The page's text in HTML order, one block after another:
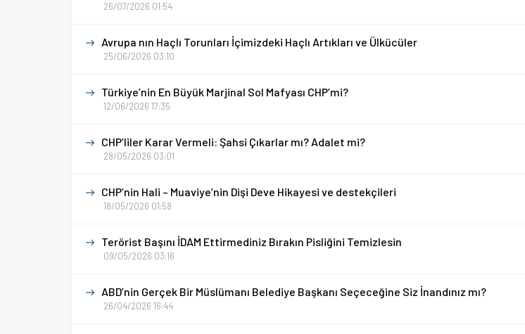
26/07/2026 01:54
Avrupa nın Haçlı Torunları İçimizdeki Haçlı Artıkları ve Ülkücüler
25/06/2026 03:10
Türkiye’nin En Büyük Marjinal Sol Mafyası CHP’mi?
12/06/2026 17:35
CHP’liler Karar Vermeli: Şahsi Çıkarlar mı? Adalet mi?
28/05/2026 03:01
CHP’nin Hali – Muaviye’nin Dişi Deve Hikayesi ve destekçileri
18/05/2026 01:58
Terörist Başını İDAM Ettirmediniz Bırakın Pisliğini Temizlesin
09/05/2026 03:16
ABD’nin Gerçek Bir Müslümanı Belediye Başkanı Seçeceğine Siz İnandınız mı?
26/04/2026 16:44